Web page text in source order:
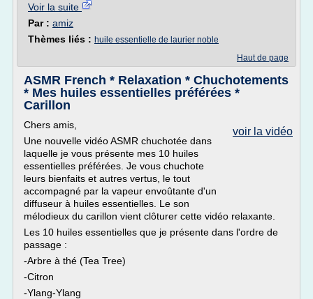
Voir la suite
Par : amiz
Thèmes liés : huile essentielle de laurier noble
Haut de page
ASMR French * Relaxation * Chuchotements
* Mes huiles essentielles préférées *
Carillon
voir la vidéo
Chers amis,
Une nouvelle vidéo ASMR chuchotée dans
laquelle je vous présente mes 10 huiles
essentielles préférées. Je vous chuchote
leurs bienfaits et autres vertus, le tout
accompagné par la vapeur envoûtante d'un
diffuseur à huiles essentielles. Le son
mélodieux du carillon vient clôturer cette vidéo relaxante.
Les 10 huiles essentielles que je présente dans l'ordre de
passage :
-Arbre à thé (Tea Tree)
-Citron
-Ylang-Ylang